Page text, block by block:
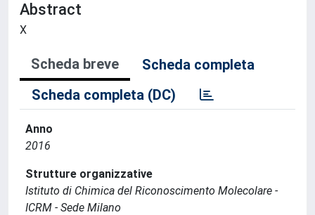
Abstract
X
Scheda breve
Scheda completa
Scheda completa (DC)
Anno
2016
Strutture organizzative
Istituto di Chimica del Riconoscimento Molecolare -
ICRM - Sede Milano